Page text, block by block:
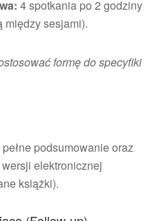
4 spotkania po 2 godziny
między sesjami).
formę do specyfiki
podsumowanie oraz
elektronicznej
książki).